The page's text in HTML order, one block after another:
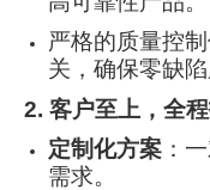
严格的质量控
关，确保零缺陷
2. 客户至上，全
定制化方案 ：
需求。